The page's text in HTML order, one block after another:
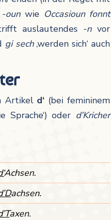
-ounwie Occasioun fonnt
auslautendes -nvor
gi sech‚werden sich‘ auch
Artikel d‘ (bei femininem
Sprache‘) oder d’Kricher
Achsen.
achsen.
axen.